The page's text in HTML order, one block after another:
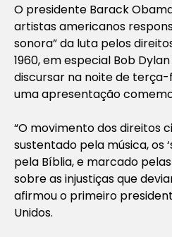
O presidente Barack
artistas americanos
sonora” da luta pelos
1960, em especial Bob
discursar na noite de
uma apresentação
“O movimento dos direitos
sustentado pela música, os
pela Bíblia, e marcado
sobre as injustiças que
afirmou o primeiro
Unidos.